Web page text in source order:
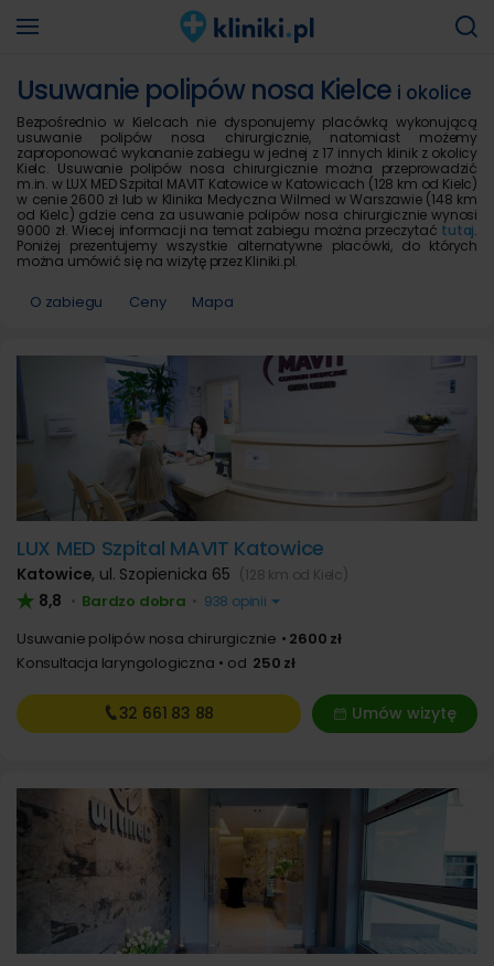
Usuwanie polipów nosa Kielce i okolice
Bezpośrednio w Kielcach nie dysponujemy placówką wykonującą
usuwanie polipów nosa chirurgicznie, natomiast możemy
zaproponować wykonanie zabiegu w jednej z 17 innych klinik z okolicy
Kielc. Usuwanie polipów nosa chirurgicznie można przeprowadzić
m.in. w LUX MED Szpital MAVIT Katowice w Katowicach (128 km od Kielc)
w cenie 2600 zł lub w Klinika Medyczna Wilmed w Warszawie (148 km
od Kielc) gdzie cena za usuwanie polipów nosa chirurgicznie wynosi
9000 zł. Wiecej informacji na temat zabiegu można przeczytać tutaj.
Poniżej prezentujemy wszystkie alternatywne placówki, do których
można umówić się na wizytę przez Kliniki.pl.
O zabiegu Ceny Mapa
LUX MED Szpital MAVIT Katowice
Katowice, ul. Szopienicka 65 (128 km od Kielc)
8,8 • Bardzo dobra • 938 opinii
Usuwanie polipów nosa chirurgicznie
2600 zł
Konsultacja laryngologiczna
od 250 zł
Umów wizytę
32 661 83 88